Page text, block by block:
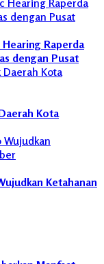
Raperda
dengan Pusat
Kota
Ketahanan